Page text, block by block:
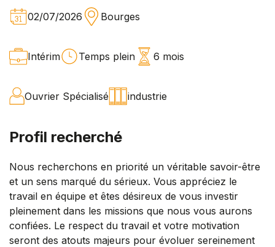
02/07/2026 Bourges
Intérim Temps plein 6 mois
Ouvrier Spécialisé industrie
Profil recherché
Nous recherchons en priorité un véritable savoir-être
et un sens marqué du sérieux. Vous appréciez le
travail en équipe et êtes désireux de vous investir
pleinement dans les missions que nous vous aurons
confiées. Le respect du travail et votre motivation
seront des atouts majeurs pour évoluer sereinement